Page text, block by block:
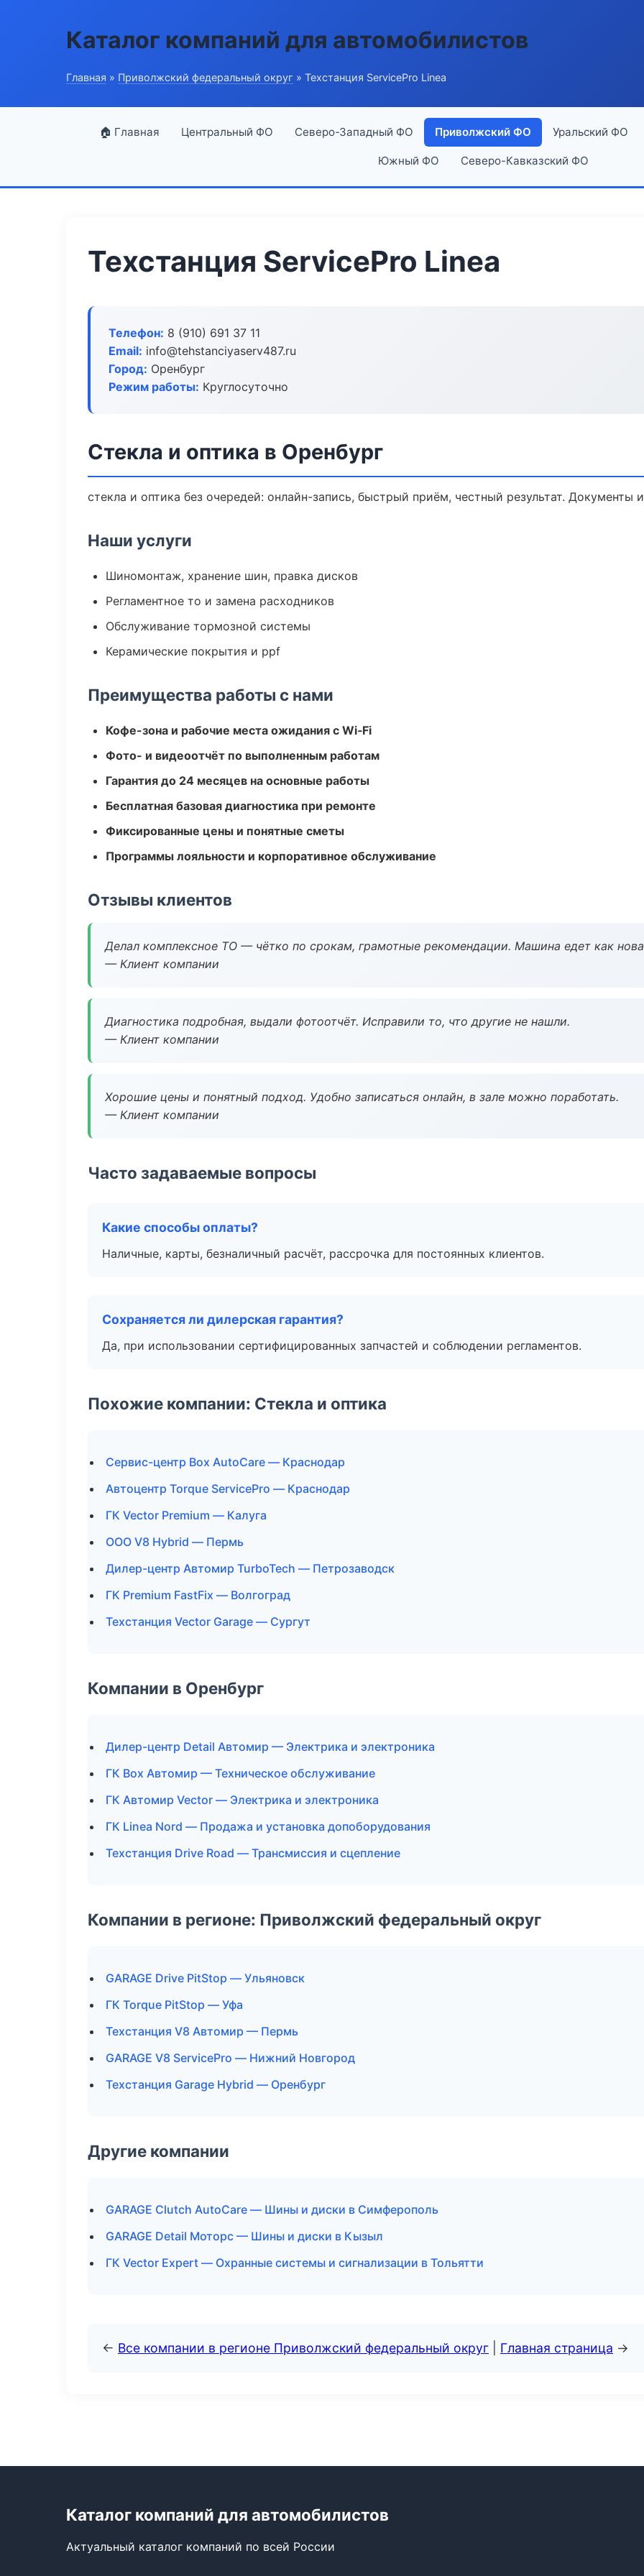
Каталог компаний для автомобилистов
Главная » Приволжский федеральный округ » Техстанция ServicePro Linea
🏠 Главная Центральный ФО Северо-Западный ФО Приволжский ФО Уральский ФО
Южный ФО Северо-Кавказский ФО
Техстанция ServicePro Linea
Телефон: 8 (910) 691 37 11
Email: info@tehstanciyaserv487.ru
Город: Оренбург
Режим работы: Круглосуточно
Стекла и оптика в Оренбург
стекла и оптика без очередей: онлайн-запись, быстрый приём, честный результат. Документы
Наши услуги
Шиномонтаж, хранение шин, правка дисков
Регламентное то и замена расходников
Обслуживание тормозной системы
Керамические покрытия и ppf
Преимущества работы с нами
Кофе-зона и рабочие места ожидания с Wi‑Fi
Фото- и видеоотчёт по выполненным работам
Гарантия до 24 месяцев на основные работы
Бесплатная базовая диагностика при ремонте
Фиксированные цены и понятные сметы
Программы лояльности и корпоративное обслуживание
Отзывы клиентов
Делал комплексное ТО — чётко по срокам, грамотные рекомендации. Машина едет как
— Клиент компании
Диагностика подробная, выдали фотоотчёт. Исправили то, что другие не нашли.
— Клиент компании
Хорошие цены и понятный подход. Удобно записаться онлайн, в зале можно поработать.
— Клиент компании
Часто задаваемые вопросы
Какие способы оплаты?
Наличные, карты, безналичный расчёт, рассрочка для постоянных клиентов.
Сохраняется ли дилерская гарантия?
Да, при использовании сертифицированных запчастей и соблюдении регламентов.
Похожие компании: Стекла и оптика
Сервис-центр Box AutoCare — Краснодар
Автоцентр Torque ServicePro — Краснодар
ГК Vector Premium — Калуга
ООО V8 Hybrid — Пермь
Дилер-центр Автомир TurboTech — Петрозаводск
ГК Premium FastFix — Волгоград
Техстанция Vector Garage — Сургут
Компании в Оренбург
Дилер-центр Detail Автомир — Электрика и электроника
ГК Box Автомир — Техническое обслуживание
ГК Автомир Vector — Электрика и электроника
ГК Linea Nord — Продажа и установка допоборудования
Техстанция Drive Road — Трансмиссия и сцепление
Компании в регионе: Приволжский федеральный округ
GARAGE Drive PitStop — Ульяновск
ГК Torque PitStop — Уфа
Техстанция V8 Автомир — Пермь
GARAGE V8 ServicePro — Нижний Новгород
Техстанция Garage Hybrid — Оренбург
Другие компании
GARAGE Clutch AutoCare — Шины и диски в Симферополь
GARAGE Detail Моторс — Шины и диски в Кызыл
ГК Vector Expert — Охранные системы и сигнализации в Тольятти
← Все компании в регионе Приволжский федеральный округ Главная страница →
Каталог компаний для автомобилистов
Актуальный каталог компаний по всей России